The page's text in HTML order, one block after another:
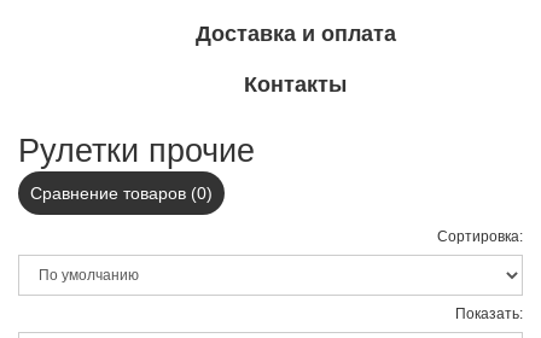
Доставка и оплата
Контакты
Рулетки прочие
Сравнение товаров (0)
Сортировка:
Показать: